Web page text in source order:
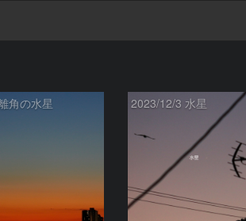
角の水星 2023/12/3 水星